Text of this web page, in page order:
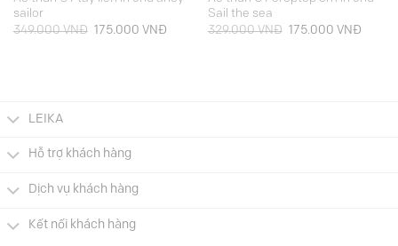
sailor
349.000VNĐ Giá
175.000 VNĐGiá
Sail the sea
329.000VNĐ Giá
175.000 VNĐGiá
LEIKA
Hỗ trợ khách hàng
Dịch vụ khách hàng
Kết nối khách hàng